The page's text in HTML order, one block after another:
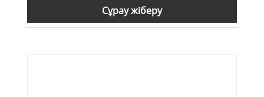
Сұрау жіберу